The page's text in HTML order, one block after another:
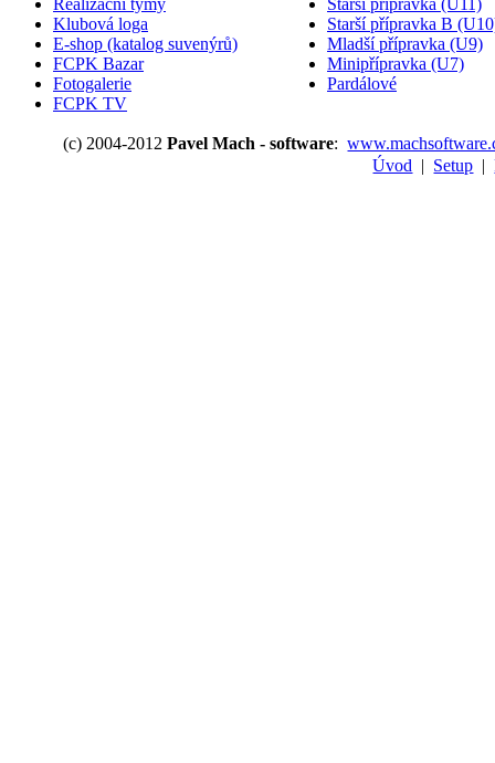
Realizační týmy
Klubová loga
E-shop (katalog suvenýrů)
FCPK Bazar
Fotogalerie
FCPK TV
Starší přípravka (U11)
Starší přípravka B
Mladší přípravka (U9)
Minipřípravka (U7)
Pardálové
(c) 2004-2012Pavel Mach - software:
Úvod | Setup |